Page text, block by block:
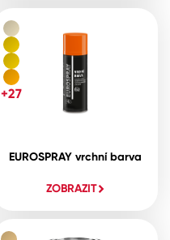
EUROSPRAY vrchní barva
ZOBRAZIT
+27